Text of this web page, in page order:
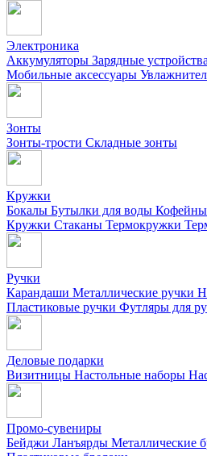
Электроника
Аккумуляторы Зарядные устройства
Мобильные аксессуары
Зонты
Зонты-трости Складные зонты
Кружки
Бокалы Бутылки для воды
Кружки Стаканы Термокружки
Ручки
Карандаши Металлические ручки
Пластиковые ручки Футляры для
Деловые подарки
Визитницы Настольные наборы
Промо-сувениры
Бейджи Ланъярды Металлические